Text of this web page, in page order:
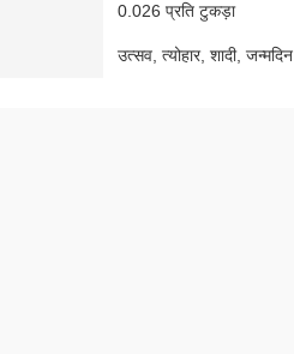
0.026 प्रति टुकड़ा
उत्सव, त्योहार, शादी, जन्मदिन